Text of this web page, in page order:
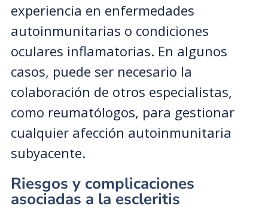
experiencia en enfermedades
autoinmunitarias o condiciones
oculares inflamatorias. En algunos
casos, puede ser necesario la
colaboración de otros especialistas,
como reumatólogos, para gestionar
cualquier afección autoinmunitaria
subyacente.
Riesgos y complicaciones
asociadas a la escleritis